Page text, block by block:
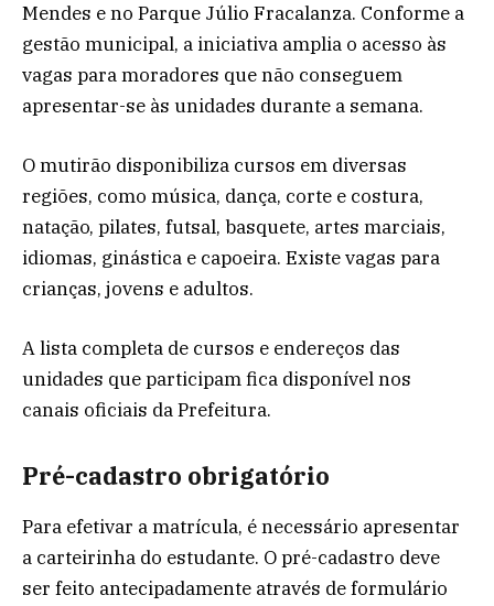
Mendes e no Parque Júlio Fracalanza. Conforme a
gestão municipal, a iniciativa amplia o acesso às
vagas para moradores que não conseguem
apresentar-se às unidades durante a semana.
O mutirão disponibiliza cursos em diversas
regiões, como música, dança, corte e costura,
natação, pilates, futsal, basquete, artes marciais,
idiomas, ginástica e capoeira. Existe vagas para
crianças, jovens e adultos.
A lista completa de cursos e endereços das
unidades que participam fica disponível nos
canais oficiais da Prefeitura.
Pré-cadastro obrigatório
Para efetivar a matrícula, é necessário apresentar
a carteirinha do estudante. O pré-cadastro deve
ser feito antecipadamente através de formulário